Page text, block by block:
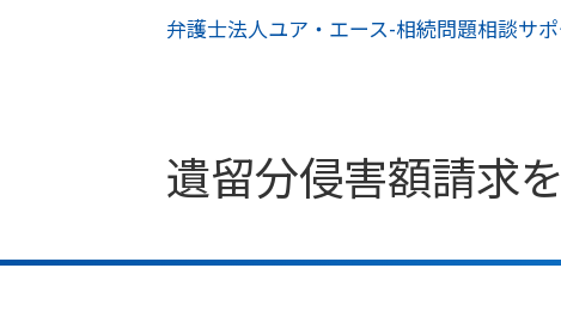
弁護士法人ユア・エース-相続問題相談サ
遺留分侵害額請求